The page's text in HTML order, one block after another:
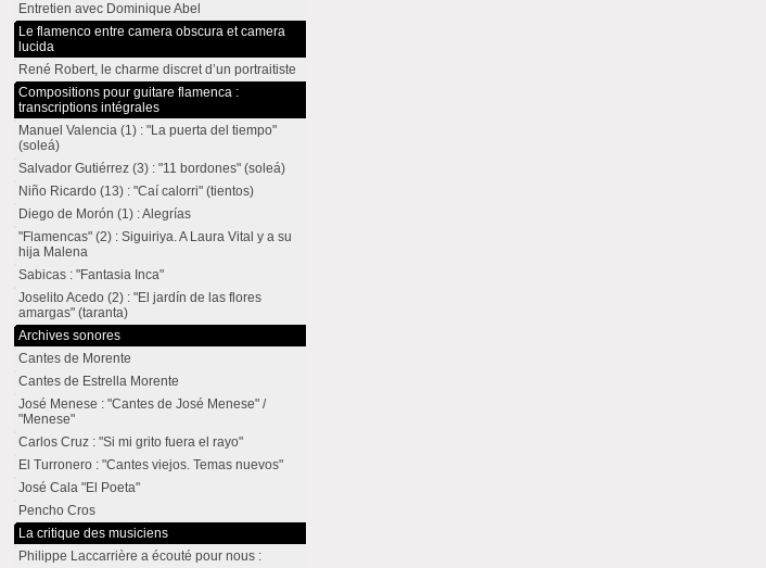
Entretien avec Dominique Abel
Le flamenco entre camera obscura et camera
lucida
René Robert, le charme discret d’un portraitiste
Compositions pour guitare flamenca :
transcriptions intégrales
Manuel Valencia (1) : "La puerta del tiempo"
(soleá)
Salvador Gutiérrez (3) : "11 bordones" (soleá)
Niño Ricardo (13) : "Caí calorri" (tientos)
Diego de Morón (1) : Alegrías
"Flamencas" (2) : Siguiriya. A Laura Vital y a su
hija Malena
Sabicas : "Fantasia Inca"
Joselito Acedo (2) : "El jardín de las flores
amargas" (taranta)
Archives sonores
Cantes de Morente
Cantes de Estrella Morente
José Menese : "Cantes de José Menese" /
"Menese"
Carlos Cruz : "Si mi grito fuera el rayo"
El Turronero : "Cantes viejos. Temas nuevos"
José Cala "El Poeta"
Pencho Cros
La critique des musiciens
Philippe Laccarrière a écouté pour nous :